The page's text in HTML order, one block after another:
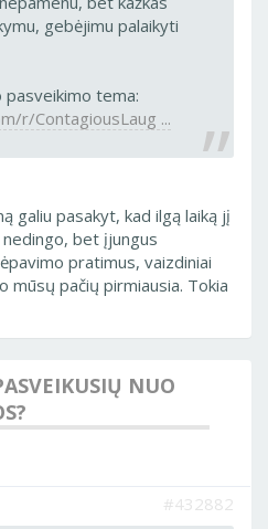
gebėjimu palaikyti
tema:
r/ContagiousLaug ...
galiu pasakyt, kad ilgą laiką jį
bet įjungus
pratimus, vaizdiniai
mūsų pačių pirmiausia. Tokia
NUO
#432882